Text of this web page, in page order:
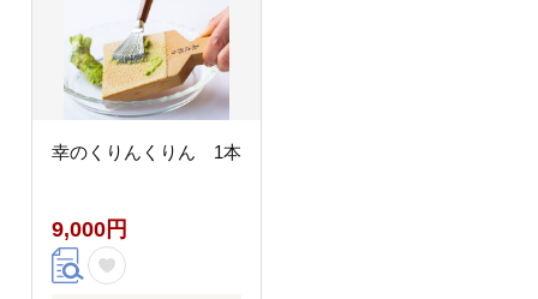
幸のくりんくりん 1本
9,000円